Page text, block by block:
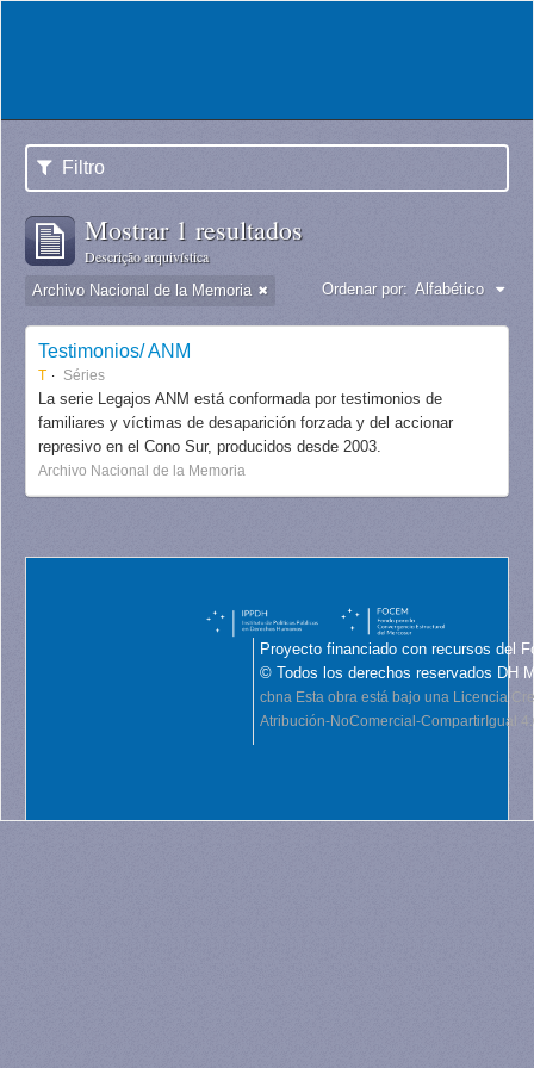
Filtro
Mostrar 1 resultados
Descrição arquivística
Archivo Nacional de la Memoria Ordenar por: Alfabético
Testimonios/ ANM
T Séries
La serie Legajos ANM está conformada por testimonios de
familiares y víctimas de desaparición forzada y del accionar
represivo en el Cono Sur, producidos desde 2003.
Archivo Nacional de la Memoria
Proyecto financiado con recursos del
© Todos los derechos reservados DH
cbna Esta obra está bajo una Licencia
Atribución-NoComercial-CompartirIgual